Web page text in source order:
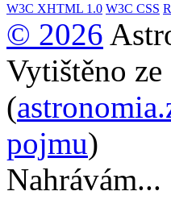
W3C XHTML 1.0 W3C CSS
© 2026
Vytištěno
(
pojmu)
Nahrávám...